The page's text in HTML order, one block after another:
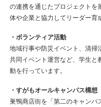
の連携を通じたプロジェクト
体や企業と協力してリーダー育
・ボランティア活動
地域行事や防災イベント、清
共同イベント運営など、学生
動を行っています。
・すがもオールキャンパス構想
巣鴨商店街を「第二のキャン